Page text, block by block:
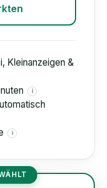
Kleinanzeigen &
i
i